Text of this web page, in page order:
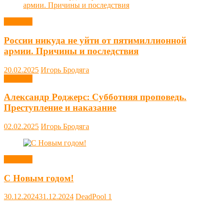
России никуда не уйти от пятимиллионной
армии. Причины и последствия
20.02.2025 Игорь Бродяга
Александр Роджерс: Субботняя проповедь.
Преступление и наказание
02.02.2025 Игорь Бродяга
С Новым годом!
30.12.202431.12.2024 DeadPool 1